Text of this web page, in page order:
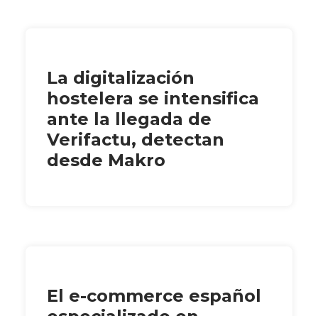
La digitalización
hostelera se intensifica
ante la llegada de
Verifactu, detectan
desde Makro
El e-commerce español